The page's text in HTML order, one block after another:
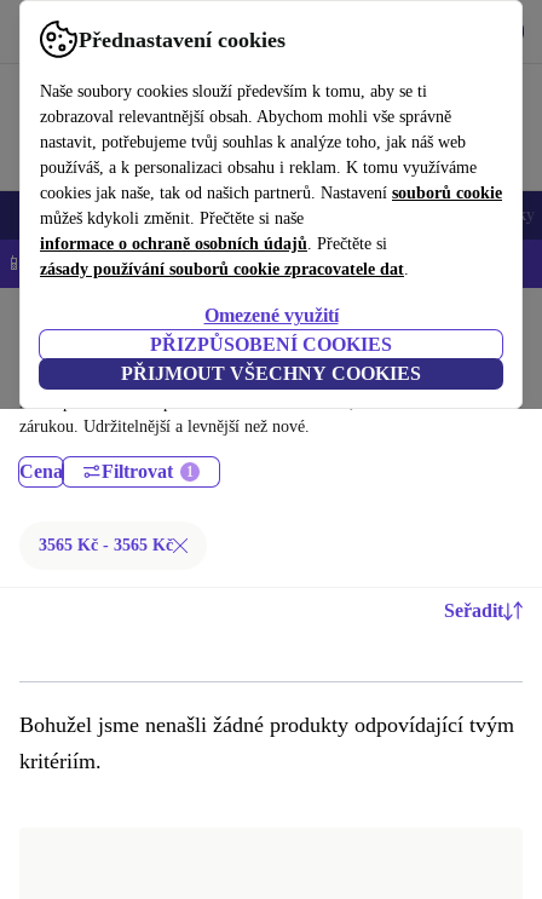
Přednastavení cookies
Naše soubory cookies slouží především k tomu, aby se ti
zobrazoval relevantnější obsah. Abychom mohli vše správně
nastavit, potřebujeme tvůj souhlas k analýze toho, jak náš web
používáš, a k personalizaci obsahu i reklam. K tomu využíváme
cookies jak naše, tak od našich partnerů. Nastavení souborů cookie
můžeš kdykoli změnit. Přečtěte si naše
informace o ochraně osobních údajů. Přečtěte si
zásady používání souborů cookie zpracovatele dat.
Omezené využití
PŘIZPŮSOBENÍ COOKIES
PŘIJMOUT VŠECHNY COOKIES
Používejte refurbed rychle a snadno
Mobily a smartphony Notebooky Tablety Doplňky
📱 -5 % NAVÍC na všechny iPhony – kód: IPHONEDEAL-
Stolní počítače
Stolní počítače Dell:
Dříve použité Stolní počítače Dell – renovované, s minimálně 12 měsíční
zárukou. Udržitelnější a levnější než nové.
Cena Filtrovat
3565 Kč - 3565 Kč
Seřadit
Bohužel jsme nenašli žádné produkty odpovídající tvým
kritériím.